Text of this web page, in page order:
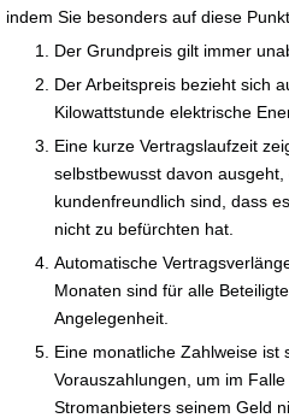
indem Sie besonders auf diese
Der Grundpreis gilt immer
Der Arbeitspreis bezieht sich
Kilowattstunde elektrische
Eine kurze Vertragslaufzeit
selbstbewusst davon
kundenfreundlich sind, dass
nicht zu befürchten hat.
Automatische
Monaten sind für alle
Angelegenheit.
Eine monatliche Zahlweise ist
Vorauszahlungen, um im
Stromanbieters seinem Geld